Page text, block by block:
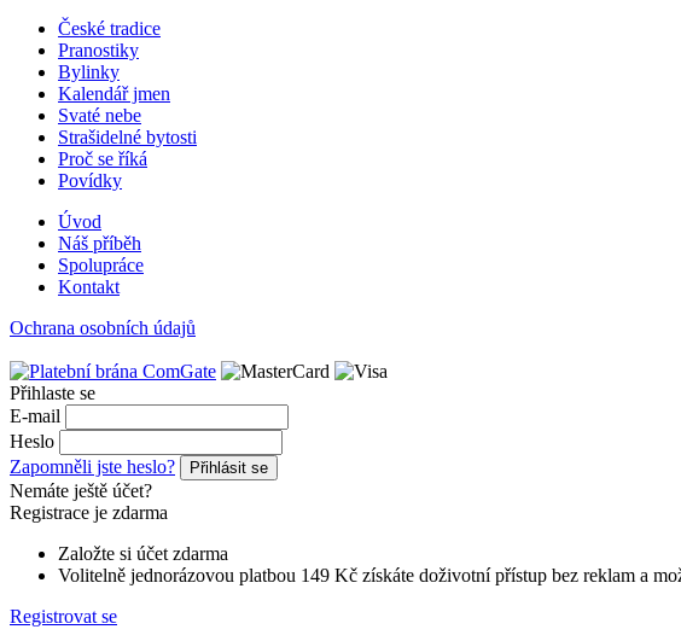
České tradice
Pranostiky
Bylinky
Kalendář jmen
Svaté nebe
Strašidelné bytosti
Proč se říká
Povídky
Úvod
Náš příběh
Spolupráce
Kontakt
Ochrana osobních údajů
Přihlaste se
E-mail
Heslo
Zapomněli jste heslo?
Přihlásit se
Nemáte ještě účet?
Registrace je zdarma
Založte si účet zdarma
Volitelně jednorázovou platbou 149 Kč získáte doživotní přístup bez reklam a
Registrovat se